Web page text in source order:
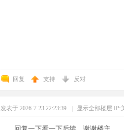
回复 支持 反对
发表于 2026-7-23 22:23:39 显示全部楼层 IP: